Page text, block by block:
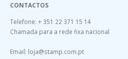
CONTACTOS
Telefone: + 351 22 371 15 14
Chamada para a rede fixa nacional
Email: loja@stamp.com.pt